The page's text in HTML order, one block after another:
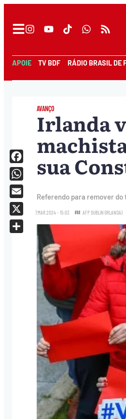
APOIE TV BDF RÁDIO BRASIL DE
AVANÇO
Irlanda
sua
Referendo para remover
7.MAR.2024 - 15:03 AFP DUBLIN (IRLANDA)
Facebook
WhatsApp
Email
X